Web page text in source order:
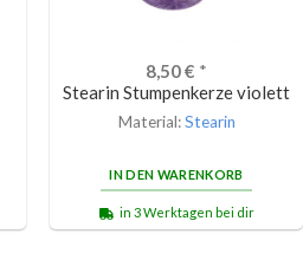
8,50€ *
Stearin Stumpenkerze violett
Material:Stearin
IN DEN WARENKORB
in 3 Werktagen bei dir